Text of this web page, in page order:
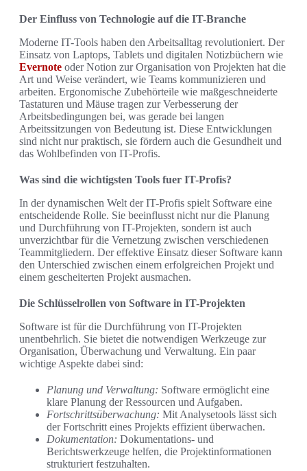
Der Einfluss von Technologie auf die IT-Branche
Moderne IT-Tools haben den Arbeitsalltag revolutioniert. Der
Einsatz von Laptops, Tablets und digitalen Notizbüchern wie
Evernote oder Notion zur Organisation von Projekten hat die
Art und Weise verändert, wie Teams kommunizieren und
arbeiten. Ergonomische Zubehörteile wie maßgeschneiderte
Tastaturen und Mäuse tragen zur Verbesserung der
Arbeitsbedingungen bei, was gerade bei langen
Arbeitssitzungen von Bedeutung ist. Diese Entwicklungen
sind nicht nur praktisch, sie fördern auch die Gesundheit und
das Wohlbefinden von IT-Profis.
Was sind die wichtigsten Tools fuer IT-Profis?
In der dynamischen Welt der IT-Profis spielt Software eine
entscheidende Rolle. Sie beeinflusst nicht nur die Planung
und Durchführung von IT-Projekten, sondern ist auch
unverzichtbar für die Vernetzung zwischen verschiedenen
Teammitgliedern. Der effektive Einsatz dieser Software kann
den Unterschied zwischen einem erfolgreichen Projekt und
einem gescheiterten Projekt ausmachen.
Die Schlüsselrollen von Software in IT-Projekten
Software ist für die Durchführung von IT-Projekten
unentbehrlich. Sie bietet die notwendigen Werkzeuge zur
Organisation, Überwachung und Verwaltung. Ein paar
wichtige Aspekte dabei sind:
Planung und Verwaltung: Software ermöglicht eine
klare Planung der Ressourcen und Aufgaben.
Fortschrittsüberwachung: Mit Analysetools lässt sich
der Fortschritt eines Projekts effizient überwachen.
Dokumentation: Dokumentations- und
Berichtswerkzeuge helfen, die Projektinformationen
strukturiert festzuhalten.